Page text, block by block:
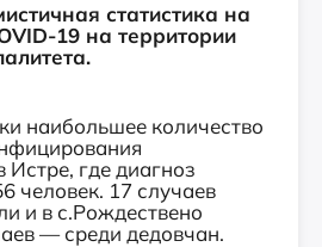
статистика на
19 на территории
наибольшее количество
где диагноз
человек. 17 случаев
и в с.Рождествено
— среди дедовчан.